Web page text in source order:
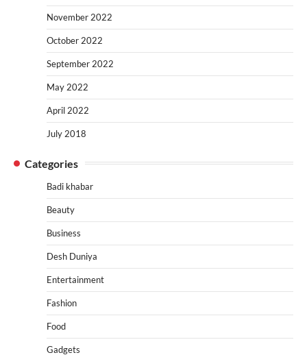
November 2022
October 2022
September 2022
May 2022
April 2022
July 2018
Categories
Badi khabar
Beauty
Business
Desh Duniya
Entertainment
Fashion
Food
Gadgets